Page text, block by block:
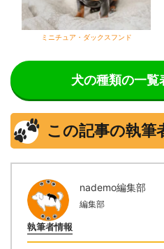
ミニチュア・ダックスフンド
犬の種類の一覧
この記事の執筆
執筆者情報
nademo編集部
編集部